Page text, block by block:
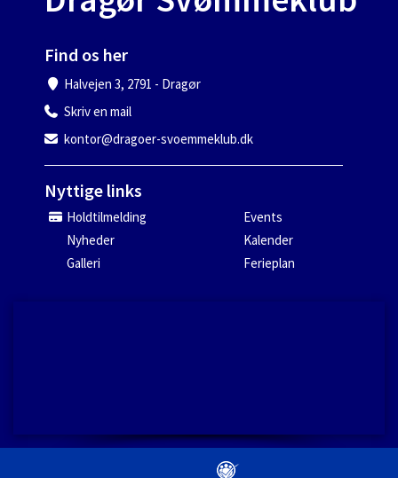
Find os her
Halvejen 3, 2791 - Dragør
Skriv en mail
kontor@dragoer-svoemmeklub.dk
Nyttige links
Holdtilmelding
Events
Nyheder
Kalender
Galleri
Ferieplan